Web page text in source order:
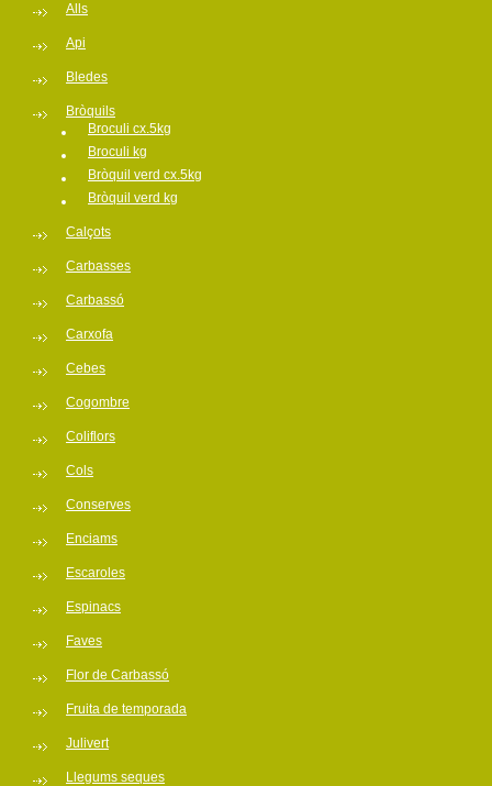
Alls
Api
Bledes
Bròquils
Broculi cx.5kg
Broculi kg
Bròquil verd cx.5kg
Bròquil verd kg
Calçots
Carbasses
Carbassó
Carxofa
Cebes
Cogombre
Coliflors
Cols
Conserves
Enciams
Escaroles
Espinacs
Faves
Flor de Carbassó
Fruita de temporada
Julivert
Llegums seques